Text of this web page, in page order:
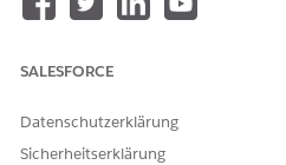
Geben Sie uns Feedback,
SALESFORCE
Datenschutzerklärung
Sicherheitserklärung